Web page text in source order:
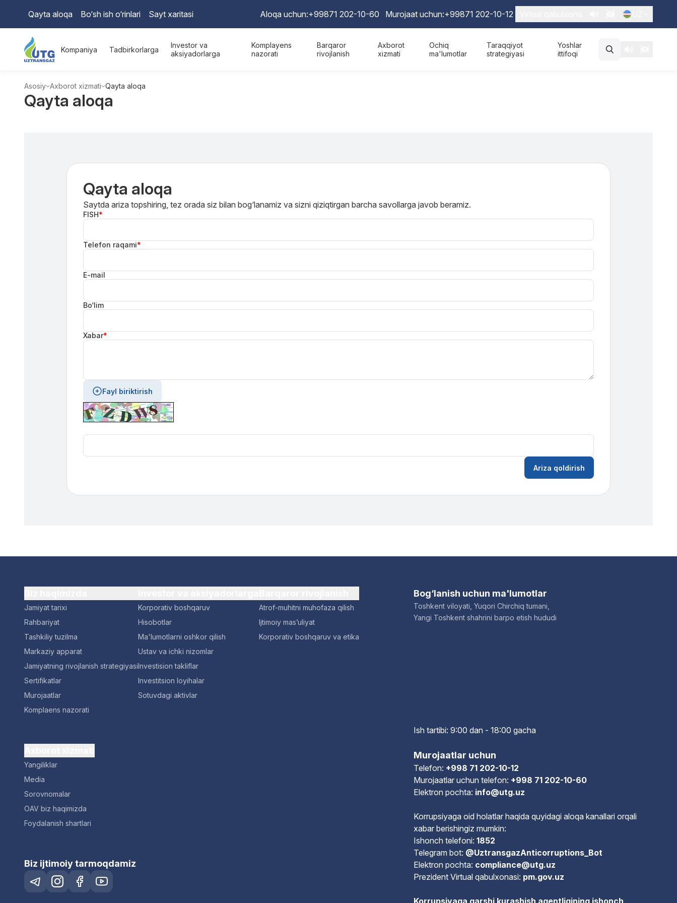
Qayta aloqa Bo‘sh ish o‘rinlari Sayt xaritasi Aloqa uchun:+99871 202-10-60 Murojaat uchun:+99871 202-10-12
Kompaniya Tadbirkorlarga
Investor va
aksiyadorlarga
Komplayens
nazorati
Barqaror
rivojlanish
Axborot
xizmati
Ochiq
ma'lumotlar
Taraqqiyot
strategiyasi
Yoshlar
ittifoqi
Asosiy Axborot xizmati Qayta aloqa
Qayta aloqa
Qayta aloqa
Saytda ariza topshiring, tez orada siz bilan bog‘lanamiz va sizni qiziqtirgan barcha savollarga javob beramiz.
FISH*
Telefon raqami*
E-mail
Bo‘lim
Xabar*
Fayl biriktirish
Ariza qoldirish
Jamiyat tarixi
Rahbariyat
Tashkiliy tuzilma
Markaziy apparat
Jamiyatning rivojlanish strategiyasi
Sertifikatlar
Murojaatlar
Komplaens nazorati
Korporativ boshqaruv
Hisobotlar
Ma'lumotlarni oshkor qilish
Ustav va ichki nizomlar
Investision takliflar
Investitsion loyihalar
Sotuvdagi aktivlar
Atrof-muhitni muhofaza qilish
Ijtimoiy mas’uliyat
Korporativ boshqaruv va etika
Yangiliklar
Media
Sorovnomalar
OAV biz haqimizda
Foydalanish shartlari
Biz ijtimoiy tarmoqdamiz
Bog‘lanish uchun ma'lumotlar
Toshkent viloyati, Yuqori Chirchiq tumani,
Yangi Toshkent shahrini barpo etish hududi
Ish tartibi: 9:00 dan - 18:00 gacha
Murojaatlar uchun
Telefon: +998 71 202-10-12
Murojaatlar uchun telefon: +998 71 202-10-60
Elektron pochta: info@utg.uz
Korrupsiyaga oid holatlar haqida quyidagi aloqa kanallari orqali
xabar berishingiz mumkin:
Ishonch telefoni:1852
Telegram bot: @UztransgazAnticorruptions_Bot
Elektron pochta: compliance@utg.uz
Prezident Virtual qabulxonasi: pm.gov.uz
Korrupsiyaga qarshi kurashish agentligining ishonch